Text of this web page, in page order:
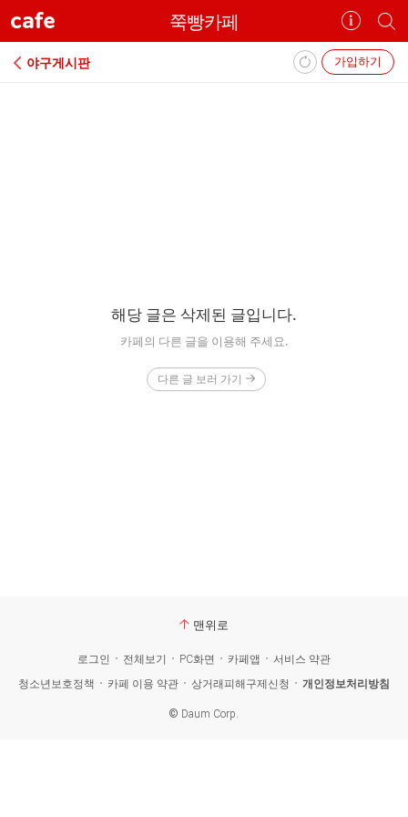
cafe 쭉빵카페
카
페
정
보
개
별
카
페
가입하기
야구게시판
해당 글은 삭제된 글입니다.
카페의 다른 글을 이용해 주세요.
다른 글 보러 가기
맨위로
로그인 전체보기 PC화면 카페앱
서비스 약관
청소년보호정책
카페 이용 약관 상거래피해구제신청 개인정보처리방침
© Daum Corp.